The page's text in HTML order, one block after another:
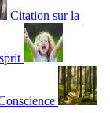
Citation sur la